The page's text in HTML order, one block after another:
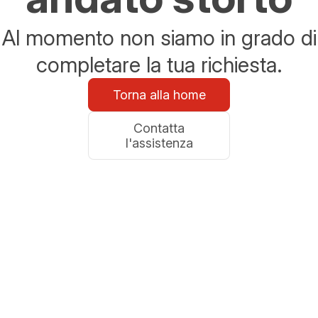
Al momento non siamo in grado di
completare la tua richiesta.
Torna alla home
Contatta
l'assistenza